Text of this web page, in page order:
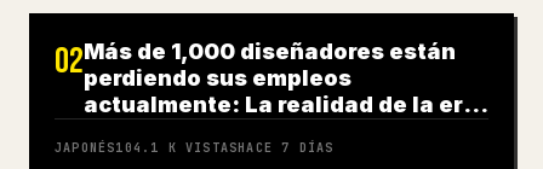
02Más de 1,000 diseñadores están
perdiendo sus empleos
actualmente: La realidad de la era
JAPONÉS104.1 K VISTASHACE 7 DÍAS